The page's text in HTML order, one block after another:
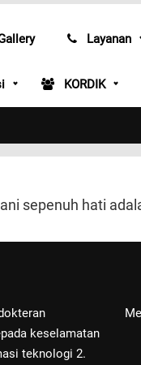
Layanan
KORDIK
sepenuh hati
keselamatan
teknologi 2.